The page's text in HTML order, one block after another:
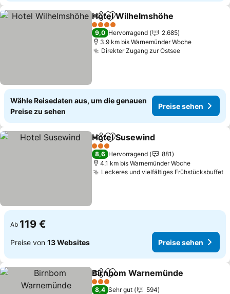
TeilenZu Favoriten hinzufügen
Hotel Wilhelmshöhe
4 Sterne
9,0 Hervorragend
2.685
3.9 km bis Warnemünder Woche
Direkter Zugang zur Ostsee
Wähle Reisedaten aus, um die genauen
Preise zu sehen
Preise sehen
TeilenZu Favoriten hinzufügen
Hotel Susewind
3 Sterne
8,6 Hervorragend
881
4.1 km bis Warnemünder Woche
Leckeres und vielfältiges Frühstücksbuffet
Ab 119 €
Preise von 13 Websites Preise sehen
TeilenZu Favoriten hinzufügen
Birnbom Warnemünde
3 Sterne
8,4 Sehr gut
594